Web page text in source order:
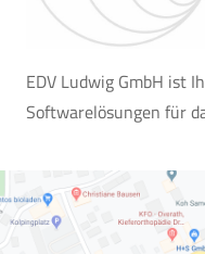
EDV Ludwig GmbH ist
Softwarelösungen für